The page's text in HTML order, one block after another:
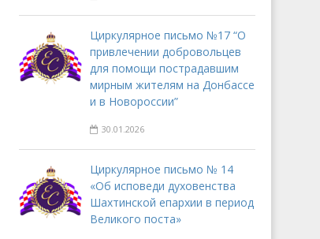
Циркулярное письмо №17 “О
привлечении добровольцев
для помощи пострадавшим
мирным жителям на Донбассе
и в Новороссии”
30.01.2026
Циркулярное письмо № 14
«Об исповеди духовенства
Шахтинской епархии в период
Великого поста»